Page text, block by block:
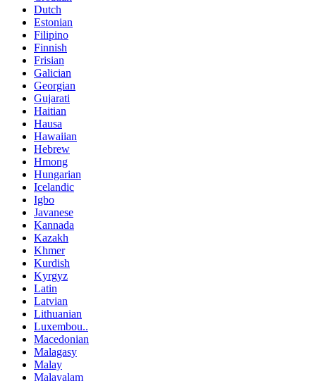
Dutch
Estonian
Filipino
Finnish
Frisian
Galician
Georgian
Gujarati
Haitian
Hausa
Hawaiian
Hebrew
Hmong
Hungarian
Icelandic
Igbo
Javanese
Kannada
Kazakh
Khmer
Kurdish
Kyrgyz
Latin
Latvian
Lithuanian
Luxembou..
Macedonian
Malagasy
Malay
Malayalam